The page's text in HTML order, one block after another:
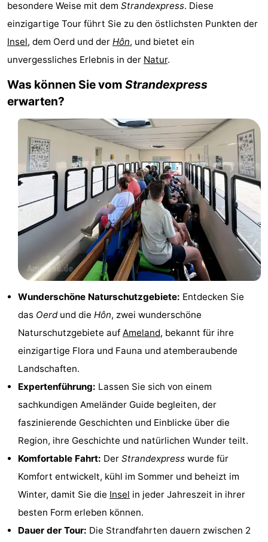
-
Boomhiemke
Ameland
Zimmer
Frühstück)
Lastminutes
Strand
Sehen
Museen
Denkmäler
Kirchen
Mühlen
Aussichtspunkte
Attraktionen
-
Rundfahrten
Bauernhöfe
Spielplätze
Minigolfplätze
Natur
Führungen
besondere Weise mit dem Strandexpress. Diese
einzigartige Tour führt Sie zu den östlichsten Punkten der
Insel, dem Oerd und der Hôn, und bietet ein
unvergessliches Erlebnis in der Natur.
Was können Sie vom Strandexpress
erwarten?
Wunderschöne Naturschutzgebiete: Entdecken Sie
das Oerdund die Hôn, zwei wunderschöne
Naturschutzgebiete auf Ameland, bekannt für ihre
einzigartige Flora und Fauna und atemberaubende
Landschaften.
Expertenführung: Lassen Sie sich von einem
sachkundigen Ameländer Guide begleiten, der
faszinierende Geschichten und Einblicke über die
Region, ihre Geschichte und natürlichen Wunder teilt.
Komfortable Fahrt: Der Strandexpress wurde für
Komfort entwickelt, kühl im Sommer und beheizt im
Winter, damit Sie die Insel in jeder Jahreszeit in ihrer
besten Form erleben können.
Dauer der Tour: Die Strandfahrten dauern zwischen 2